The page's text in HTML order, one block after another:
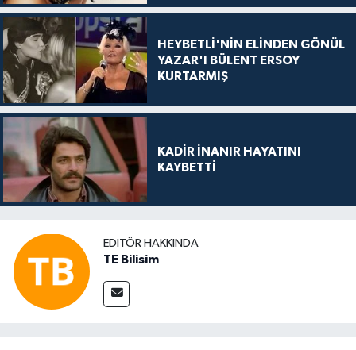
HEYBETLİ'NİN ELİNDEN GÖNÜL
YAZAR'I BÜLENT ERSOY
KURTARMIŞ
KADİR İNANIR HAYATINI
KAYBETTİ
EDITÖR HAKKINDA
TE Bilisim